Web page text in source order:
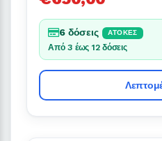
6 δόσεις ΆΤΟΚΕΣ
Από 3 έως 12 δόσεις